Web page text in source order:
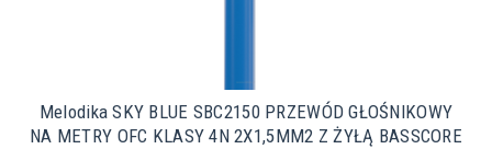
Melodika SKY BLUE SBC2150 PRZEWÓD GŁOŚNIKOWY
NA METRY OFC KLASY 4N 2X1,5MM2 Z ŻYŁĄ BASSCORE